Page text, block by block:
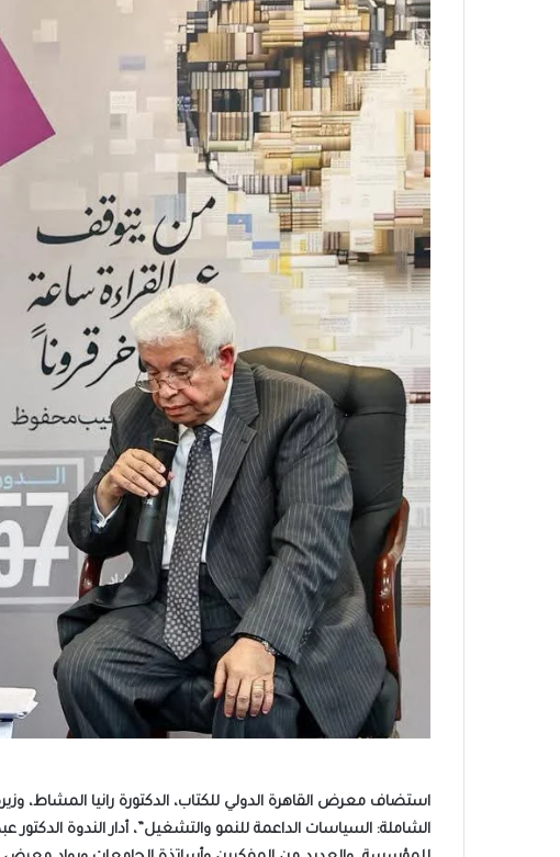
استضاف معرض القاهرة الدولي للكتاب، الدكتورة رانيا المشاط،
الشاملة: السياسات الداعمة للنمو والتشغيل”، أدار الندوة